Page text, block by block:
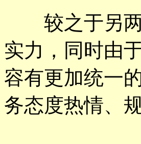
较之于另两
实力，同时由
容有更加统一
务态度热情、